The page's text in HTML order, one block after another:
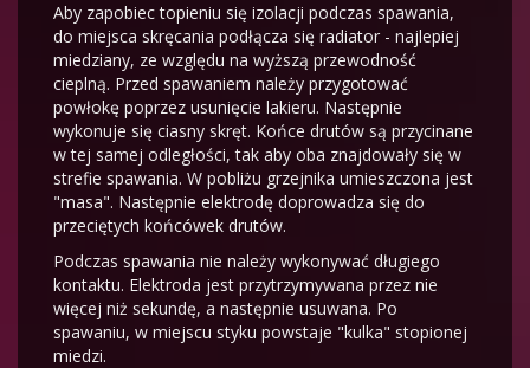
Aby zapobiec topieniu się izolacji podczas spawania,
do miejsca skręcania podłącza się radiator - najlepiej
miedziany, ze względu na wyższą przewodność
cieplną. Przed spawaniem należy przygotować
powłokę poprzez usunięcie lakieru. Następnie
wykonuje się ciasny skręt. Końce drutów są przycinane
w tej samej odległości, tak aby oba znajdowały się w
strefie spawania. W pobliżu grzejnika umieszczona jest
"masa". Następnie elektrodę doprowadza się do
przeciętych końcówek drutów.
Podczas spawania nie należy wykonywać długiego
kontaktu. Elektroda jest przytrzymywana przez nie
więcej niż sekundę, a następnie usuwana. Po
spawaniu, w miejscu styku powstaje "kulka" stopionej
miedzi.